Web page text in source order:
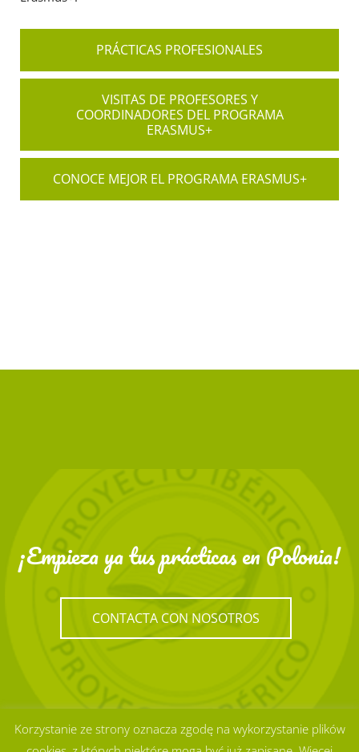
PRÁCTICAS PROFESIONALES
VISITAS DE PROFESORES Y
COORDINADORES DEL PROGRAMA
ERASMUS+
CONOCE MEJOR EL PROGRAMA ERASMUS+
¡Empieza ya tus prácticas en Polonia!
CONTACTA CON NOSOTROS
Korzystanie ze strony oznacza zgodę na wykorzystanie plików